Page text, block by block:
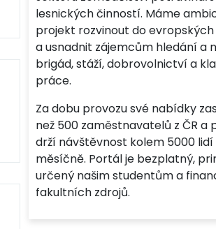
lesnických činností. Máme
projekt rozvinout do
a usnadnit zájemcům hledání a
brigád, stáží, dobrovolnictví a
práce.
Za dobu provozu své nabídky
než 500 zaměstnavatelů z ČR a
drží návštěvnost kolem 5000 lidí
měsíčně. Portál je bezplatný,
určený našim studentům a
fakultních zdrojů.